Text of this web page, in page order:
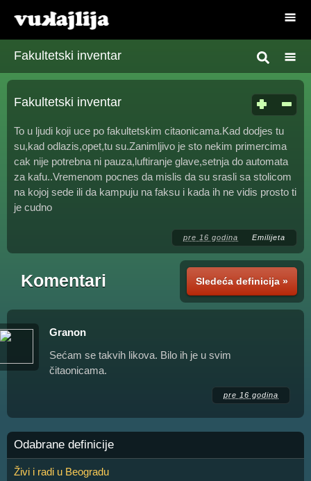
Fakultetski inventar
Fakultetski inventar
To u ljudi koji uce po fakultetskim citaonicama.Kad dodjes tu
su,kad odlazis,opet,tu su.Zanimljivo je sto nekim primercima
cak nije potrebna ni pauza,luftiranje glave,setnja do automata
za kafu..Vremenom pocnes da mislis da su srasli sa stolicom
na kojoj sede ili da kampuju na faksu i kada ih ne vidis prosto ti
je cudno
pre 16 godina Emilijeta
Sledeća definicija »
Komentari
Granon
Sećam se takvih likova. Bilo ih je u svim
čitaonicama.
pre 16 godina
Odabrane definicije
Živi i radi u Beogradu